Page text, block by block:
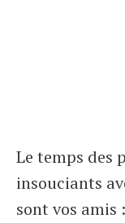
Le temps des
insouciants
sont vos amis